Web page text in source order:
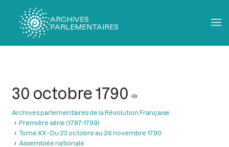
ARCHIVES
PARLEMENTAIRES
30 octobre 1790
Archives parlementaires de la Révolution Française
Première série (1787-1799)
Tome XX - Du 23 octobre au 26 novembre 1790
Assemblée nationale